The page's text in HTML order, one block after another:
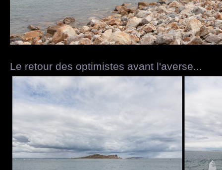
Le retour des optimistes avant l'averse...